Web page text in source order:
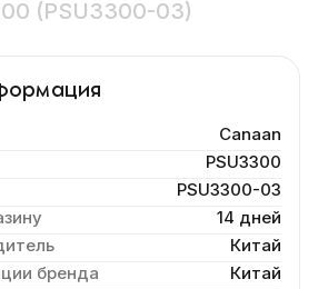
(PSU3300-03)
Canaan
PSU3300
PSU3300-03
14 дней
Китай
бренда
Китай